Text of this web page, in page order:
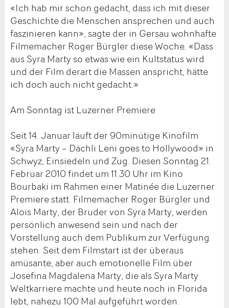
«Ich hab mir schon gedacht, dass ich mit dieser
Geschichte die Menschen ansprechen und auch
faszinieren kann», sagte der in Gersau wohnhafte
Filmemacher Roger Bürgler diese Woche. «Dass
aus Syra Marty so etwas wie ein Kultstatus wird
und der Film derart die Massen anspricht, hätte
ich doch auch nicht gedacht.»
Am Sonntag ist Luzerner Premiere
Seit 14. Januar läuft der 90minütige Kinofilm
«Syra Marty – Dächli Leni goes to Hollywood» in
Schwyz, Einsiedeln und Zug. Diesen Sonntag 21.
Februar 2010 findet um 11.30 Uhr im Kino
Bourbaki im Rahmen einer Matinée die Luzerner
Premiere statt. Filmemacher Roger Bürgler und
Alois Marty, der Bruder von Syra Marty, werden
persönlich anwesend sein und nach der
Vorstellung auch dem Publikum zur Verfügung
stehen. Seit dem Filmstart ist der überaus
amüsante, aber auch emotionelle Film über
Josefina Magdalena Marty, die als Syra Marty
Weltkarriere machte und heute noch in Florida
lebt, nahezu 100 Mal aufgeführt worden.